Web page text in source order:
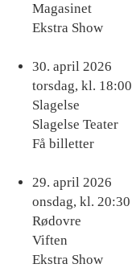
Magasinet
Ekstra Show
Køb
billet
30. april 2026
torsdag, kl. 18:00
Slagelse
Slagelse Teater
Få billetter
Køb
billet
29. april 2026
onsdag, kl. 20:30
Rødovre
Viften
Ekstra Show